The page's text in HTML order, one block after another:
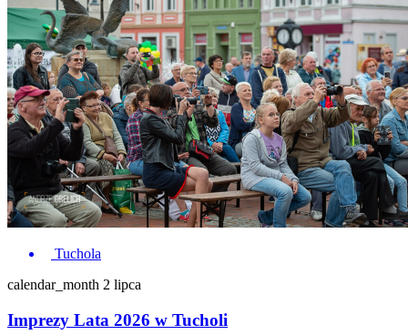
Tuchola
calendar_month 2 lipca
Imprezy Lata 2026 w Tucholi